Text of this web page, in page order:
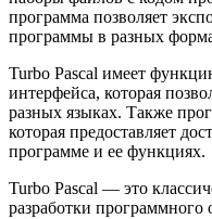
программа позволяет
программы в разных
Turbo Pascal имеет
интерфейса, которая
разных языках. Также
которая предоставляет
программе и ее функциях.
Turbo Pascal — это
разработки программного